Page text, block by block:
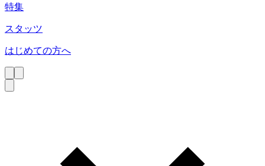
特集
スタッツ
はじめての方へ